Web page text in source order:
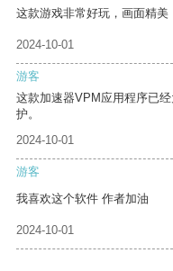
这款游戏非常好玩，画面精美
2024-10-01
游客
这款加速器VPM应用程序已
护。
2024-10-01
游客
我喜欢这个软件 作者加油
2024-10-01